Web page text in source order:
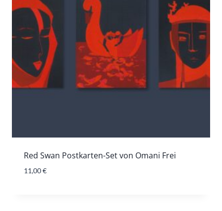
Red Swan Postkarten-Set von Omani Frei
11,00€